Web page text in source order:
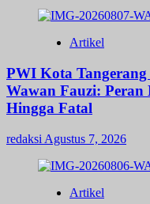
Artikel
PWI Kota
Wawan Fauzi: Peran
Hingga Fatal
redaksi Agustus 7, 2026
Artikel